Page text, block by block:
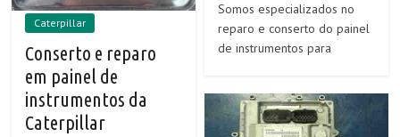
Caterpillar
Conserto e reparo
em painel de
instrumentos da
Caterpillar
Somos especializados no
reparo e conserto do painel
de instrumentos para